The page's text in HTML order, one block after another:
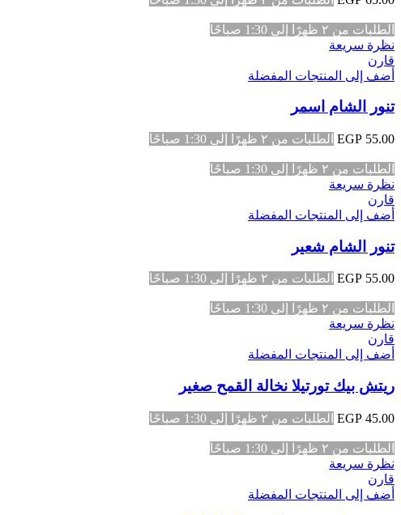
الطلبات من ٢ ظهرًا إلى 1:30 صباحًا
نظرة سريعة
قارن
أضف إلى المنتجات المفضلة
تنور الشام اسمر
EGP 55.00 الطلبات من ٢ ظهرًا إلى 1:30 صباحًا
الطلبات من ٢ ظهرًا إلى 1:30 صباحًا
نظرة سريعة
قارن
أضف إلى المنتجات المفضلة
تنور الشام شعير
EGP 55.00 الطلبات من ٢ ظهرًا إلى 1:30 صباحًا
الطلبات من ٢ ظهرًا إلى 1:30 صباحًا
نظرة سريعة
قارن
أضف إلى المنتجات المفضلة
ريتش بيك تورتيلا نخالة القمح صغير
EGP 45.00 الطلبات من ٢ ظهرًا إلى 1:30 صباحًا
الطلبات من ٢ ظهرًا إلى 1:30 صباحًا
نظرة سريعة
قارن
أضف إلى المنتجات المفضلة